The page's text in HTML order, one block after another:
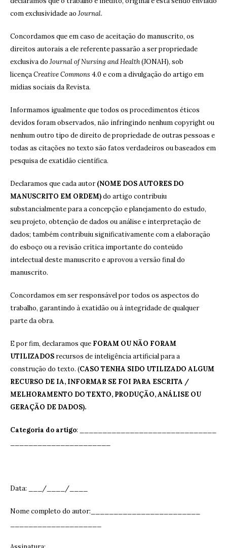
com exclusividade ao Journal.
Concordamos que em caso de aceitação do manuscrito, os
direitos autorais a ele referente passarão a ser propriedade
exclusiva do Journal of Nursing and Health(JONAH), sob
licençaCreative Commons 4.0 e com a divulgação do artigo em
mídias sociais da Revista.
Informamos igualmente que todos os procedimentos éticos
devidos foram observados, não infringindo nenhum copyright ou
nenhum outro tipo de direito de propriedade de outras pessoas e
todas as citações no texto são fatos verdadeiros ou baseados em
pesquisa de exatidão científica.
Declaramos que cada autor(NOME DOS AUTORES DO
MANUSCRITO EM ORDEM)do artigo contribuiu
substancialmente para a concepção e planejamento do estudo,
seu projeto, obtenção de dados ou análise e interpretação de
dados; também contribuiu significativamente com a elaboração
do esboço ou a revisão crítica importante do conteúdo
intelectual deste manuscrito e aprovou a versão final do
manuscrito.
Concordamos em ser responsável por todos os aspectos do
trabalho, garantindo à exatidão ou à integridade de qualquer
parte da obra.
E por fim, declaramos que FORAM OU NÃO FORAM
UTILIZADOS recursos de inteligência artificial para a
construção do texto. (CASO TENHA SIDO UTILIZADO ALGUM
RECURSO DE IA, INFORMAR SE FOI PARA ESCRITA /
MELHORAMENTO DO TEXTO, PRODUÇÃO, ANÁLISE OU
GERAÇÃO DE DADOS).
Categoria do artigo: ______________________________
Data: ___/____/____
Nome completo do autor:________________________